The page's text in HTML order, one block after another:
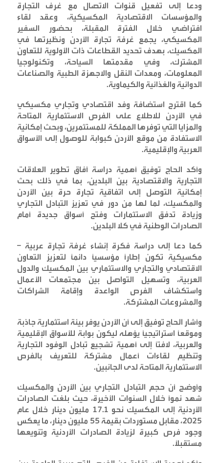
ودعا إلى تفعيل قنوات الاتصال مع غرف التجارة
والمؤسسات الاقتصادية المكسيكية، وعقد لقاء
افتراضي خلال الفترة المقبلة، بحضور السفير
المكسيكي، يجمع غرفة تجارة الأردن ونظيرتها في
المكسيك، بهدف تحديد القطاعات ذات الأولوية للتعاون
المشترك، وفي مقدمتها السياحة، وتكنولوجيا
المعلومات، ومعدات النقل والاجهزة الطبية والصناعات
الدوائية والغذائية والكيماوية.
كما اقترح استضافة وفد اقتصادي وتجاري مكسيكي
في الأردن للاطلاع على الفرص الاستثمارية المتاحة
والمزايا التي توفرها المملكة للمستثمرين، وبحث إمكانية
الاستفادة من موقع الأردن كبوابة للوصول إلى الأسواق
العربية والإقليمية.
وأكد الحاج توفيق أهمية دراسة آفاق تطوير العلاقات
التجارية والاقتصادية بين البلدين، بما في ذلك بحث
إمكانية التوصل إلى اتفاقية تجارة حرة بين الأردن
والمكسيك، لما لها من دور في تعزيز التبادل التجاري
وزيادة تدفق الاستثمارات وفتح أسواق جديدة أمام
الصادرات الوطنية في كلا البلدين.
كما دعا إلى دراسة فكرة إنشاء غرفة تجارة عربية –
مكسيكية تكون إطاراً مؤسسياً دائماً لتعزيز التعاون
الاقتصادي والتجاري والاستثماري بين المكسيك والدول
العربية، وتسهيل التواصل بين مجتمعات الأعمال
واستكشاف الفرص الواعدة وإقامة الشراكات
والمشروعات المشتركة.
وأشار الحاج توفيق إلى أن الأردن يوفر بيئة استثمارية جاذبة
وموقعاً استراتيجياً يؤهله ليكون بوابة للأسواق الإقليمية
والعربية، لافتاً إلى أهمية تشجيع تبادل الوفود التجارية
وتنظيم لقاءات أعمال مشتركة للتعريف بالفرص
الاستثمارية المتاحة لدى الجانبين.
وأوضح أن حجم التبادل التجاري بين الأردن والمكسيك
شهد نمواً خلال السنوات الأخيرة، حيث بلغت الصادرات
الأردنية إلى المكسيك نحو 17.1 مليون دينار خلال عام
2025، مقابل مستوردات بقيمة 55 مليون دينار، ما يعكس
وجود فرص كبيرة لزيادة الصادرات الأردنية وتنويعها
مستقبلاً.